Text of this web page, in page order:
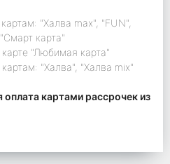
"Халва max", "FUN",
карта"
"Любимая карта"
"Халва", "Халва mix"
картами рассрочек из